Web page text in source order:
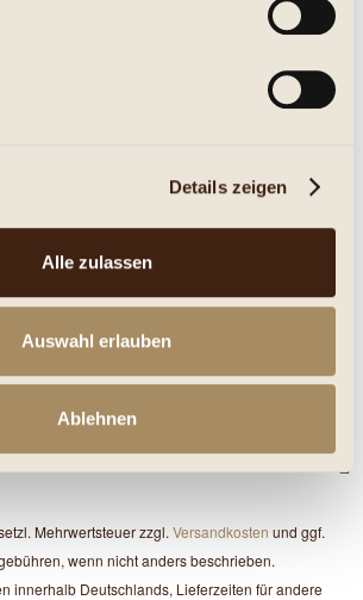
Details zeigen
Alle zulassen
Auswahl erlauben
Ablehnen
(Colterenzio), Girlan, Südtirol / Alto Adige
Mehrwertsteuer zzgl. Versandkosten und ggf.
wenn nicht anders beschrieben.
innerhalb Deutschlands, Lieferzeiten für andere